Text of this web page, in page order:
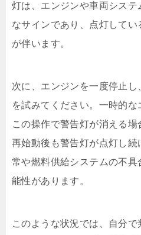
灯は、エンジンや車両シス
なサインであり、点灯してい
が伴います。
次に、エンジンを一度停止
を試みてください。一時的な
この操作で警告灯が消える場
再始動後も警告灯が点灯し
常や燃料供給システムの不
能性があります。
このような状況では、自分